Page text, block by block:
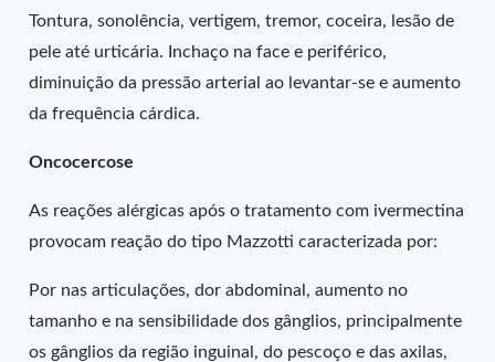
Tontura, sonolência, vertigem, tremor, coceira, lesão de
pele até urticária. Inchaço na face e periférico,
diminuição da pressão arterial ao levantar-se e aumento
da frequência cárdica.
Oncocercose
As reações alérgicas após o tratamento com ivermectina
provocam reação do tipo Mazzotti caracterizada por:
Por nas articulações, dor abdominal, aumento no
tamanho e na sensibilidade dos gânglios, principalmente
os gânglios da região inguinal, do pescoço e das axilas,